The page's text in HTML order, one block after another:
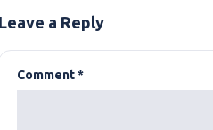
Leave a Reply
Comment*